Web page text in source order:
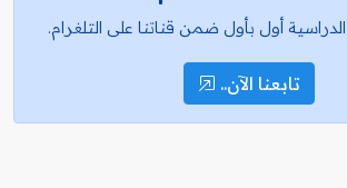
أول بأول ضمن قناتنا على التلغرام.
تابعنا الآن..